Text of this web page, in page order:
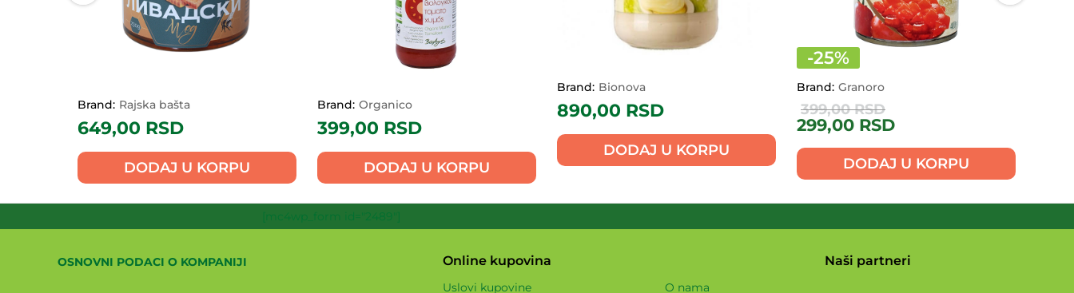
Brand: Rajska bašta
649,00 RSD
DODAJ U KORPU
Brand: Organico
399,00 RSD
DODAJ U KORPU
Brand: Bionova
890,00 RSD
DODAJ U KORPU
-25%
Brand: Granoro
299,00 RSD
399,00RSD
DODAJ U KORPU
[mc4wp_form id="2489"]
OSNOVNI PODACI O KOMPANIJI Online kupovina
Uslovi kupovine O nama
Naši partneri